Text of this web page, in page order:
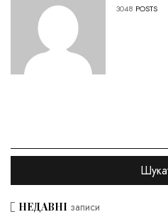
3048 POSTS
НЕДАВНІ записи